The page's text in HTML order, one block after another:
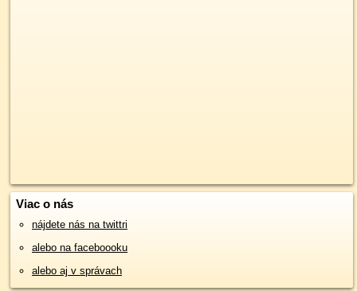
Viac o nás
nájdete nás na twittri
alebo na faceboooku
alebo aj v správach